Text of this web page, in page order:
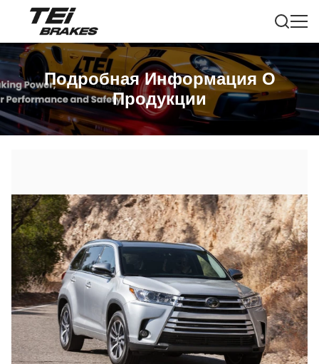
Подробная Информация О
Продукции